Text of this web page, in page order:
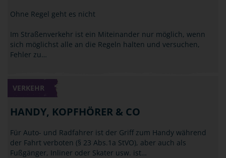
Ohne Regel geht es nicht
Im Straßenverkehr ist ein Miteinander nur möglich, wenn
sich möglichst alle an die Regeln halten und versuchen,
Fehler zu…
VERKEHR
HANDY, KOPFHÖRER & CO
Für Auto- und Radfahrer ist der Griff zum Handy während
der Fahrt verboten (§ 23 Abs.1a StVO), aber auch als
Fußgänger, Inliner oder Skater usw. ist…